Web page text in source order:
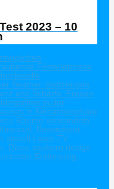
2023 – 10
Filmerlebnisse
Beamer überzeugen
und Schärfe. Freuen
in der
in Kinoatmosphäre
Räume verwandeln
Besonderer
aktuell Laser-TV
Diese zaubern riesige
Entfernung.